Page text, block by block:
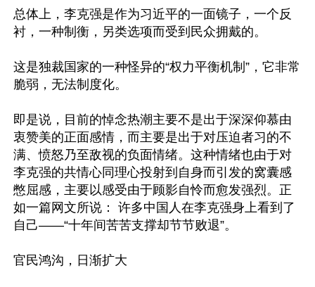
总体上，李克强是作为习近平的一面镜子，一个反
衬，一种制衡，另类选项而受到民众拥戴的。
这是独裁国家的一种怪异的“权力平衡机制”，它非常
脆弱，无法制度化。
即是说，目前的悼念热潮主要不是出于深深仰慕由
衷赞美的正面感情，而主要是出于对压迫者习的不
满、愤怒乃至敌视的负面情绪。这种情绪也由于对
李克强的共情心同理心投射到自身而引发的窝囊感
憋屈感，主要以感受由于顾影自怜而愈发强烈。正
如一篇网文所说： 许多中国人在李克强身上看到了
自己——“十年间苦苦支撑却节节败退”。
官民鸿沟，日渐扩大